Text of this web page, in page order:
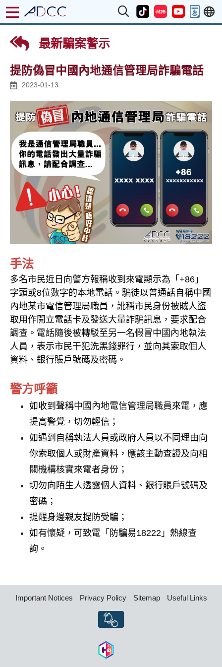
最新騙案警示
提防偽冒中國內地通信管理局詐騙電話
2023-01-13
手法
多名市民近日向警方報稱收到來電顯示為「+86」
字頭或8位數字的本地電話。騙徒以普通話自稱中國
內地某市電信管理局職員，訛稱市民身份被賊人盜
取用作開立電話卡及發送大量詐騙訊息，要求配合
調查。電話隨後被轉駁至另一名假冒中國內地執法
人員，表示市民干犯洗黑錢罪行，並向其索取個人
資料、銀行賬戶號碼及密碼。
警方呼籲
如收到聲稱中國 內地電信管理局職員來電，應
提高警覺，切勿輕信；
如遇到自稱執法人員或政府人員以不同理由向
你索取個人或財產資料，應該主動查證及向相
關機構核實來電者身份；
切勿向陌生人透露個人資料、銀行賬戶號碼及
密碼；
提醒身邊親友提防受騙；
如有懷疑，可致電「防騙易18222」熱線查
詢。
Important Notices Privacy Policy Sitemap Useful Links